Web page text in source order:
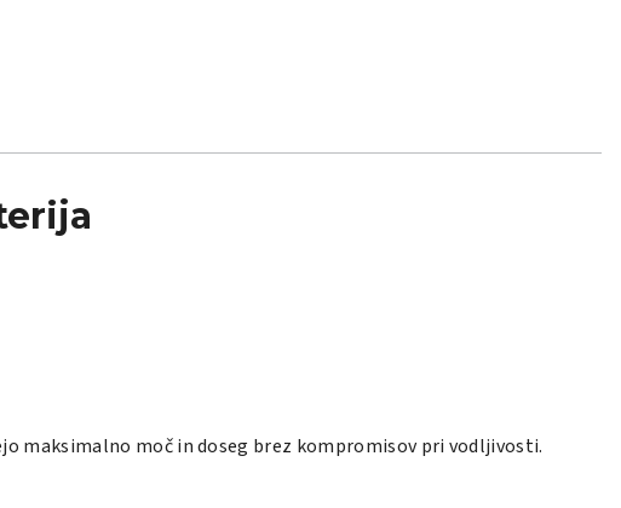
maksimalno moč in doseg brez kompromisov pri vodljivosti.